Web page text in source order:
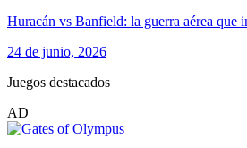
Huracán vs Banfield: la guerra aérea que
24 de junio, 2026
Juegos destacados
AD